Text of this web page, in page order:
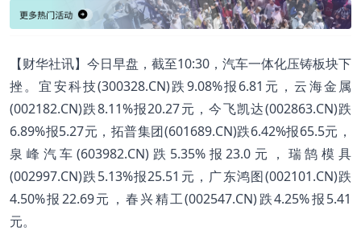
【财华社讯】今日早盘，截至10:30，汽车一体化压铸板块下
挫。宜安科技(300328.CN)跌9.08%报6.81元，云海金属
(002182.CN)跌8.11%报20.27元，今飞凯达(002863.CN)跌
6.89%报5.27元，拓普集团(601689.CN)跌6.42%报65.5元，
泉峰汽车(603982.CN)跌5.35%报23.0元，瑞鹄模具
(002997.CN)跌5.13%报25.51元，广东鸿图(002101.CN)跌
4.50%报22.69元，春兴精工(002547.CN)跌4.25%报5.41
元。